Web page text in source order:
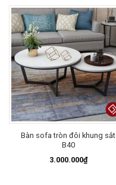
Bàn sofa tròn đôi khung sắt
B40
3.000.000₫